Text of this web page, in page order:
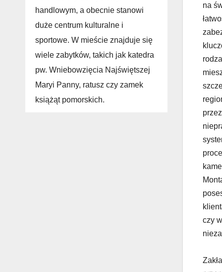
handlowym, a obecnie stanowi
duże centrum kulturalne i
sportowe. W mieście znajduje się
wiele zabytków, takich jak katedra
pw. Wniebowzięcia Najświętszej
Maryi Panny, ratusz czy zamek
książąt pomorskich.
na
czy